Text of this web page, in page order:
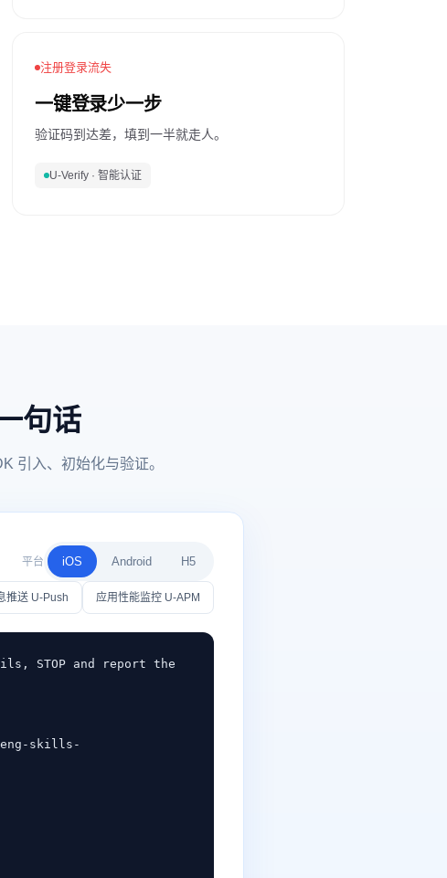
注册登录流失
一键登录少一步
验证码到达差，填到一半就走人。
U-Verify · 智能认证
句话
引入、初始化与验证。
平台 iOS Android H5
推送 U-Push 应用性能监控 U-APM
STOP and report the
skills-